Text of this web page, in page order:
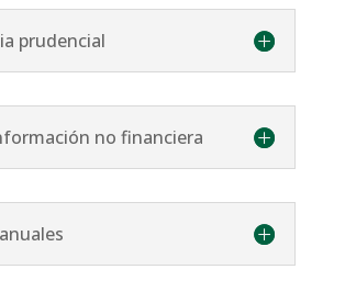
prudencial
no financiera